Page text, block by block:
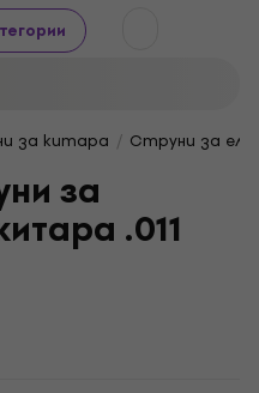
за китара Струни за
за
.011